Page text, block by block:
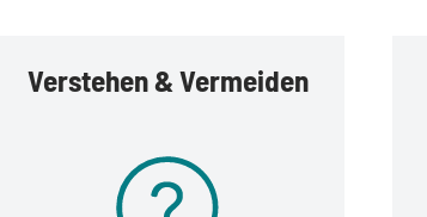
Verstehen & Vermeiden